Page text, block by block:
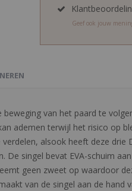
Geef ook jouw
van het paard te
ademen terwijl het risico op
alsook heeft deze
singel bevat EVA-schuim
geen zweet op waardoor
van de singel aan de hand